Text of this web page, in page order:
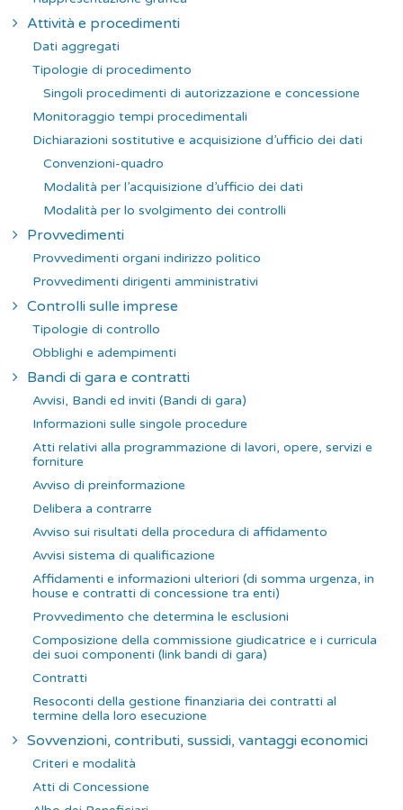
Attività e procedimenti
Dati aggregati
Tipologie di procedimento
Singoli procedimenti di autorizzazione e concessione
Monitoraggio tempi procedimentali
Dichiarazioni sostitutive e acquisizione d’ufficio dei dati
Convenzioni-quadro
Modalità per l’acquisizione d’ufficio dei dati
Modalità per lo svolgimento dei controlli
Provvedimenti
Provvedimenti organi indirizzo politico
Provvedimenti dirigenti amministrativi
Controlli sulle imprese
Tipologie di controllo
Obblighi e adempimenti
Bandi di gara e contratti
Avvisi, Bandi ed inviti (Bandi di gara)
Informazioni sulle singole procedure
Atti relativi alla programmazione di lavori, opere, servizi e
forniture
Avviso di preinformazione
Delibera a contrarre
Avviso sui risultati della procedura di affidamento
Avvisi sistema di qualificazione
Affidamenti e informazioni ulteriori (di somma urgenza, in
house e contratti di concessione tra enti)
Provvedimento che determina le esclusioni
Composizione della commissione giudicatrice e i curricula
dei suoi componenti (link bandi di gara)
Contratti
Resoconti della gestione finanziaria dei contratti al
termine della loro esecuzione
Sovvenzioni, contributi, sussidi, vantaggi economici
Criteri e modalità
Atti di Concessione